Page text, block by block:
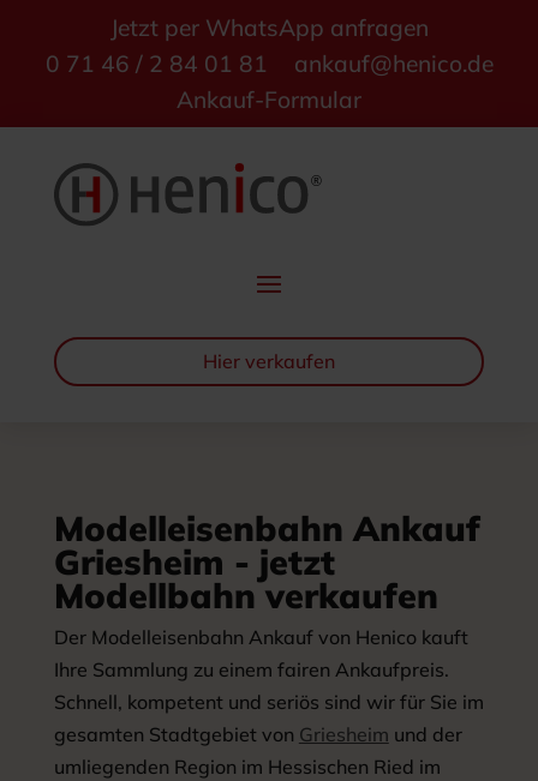
Jetzt per WhatsApp anfragen
0 71 46 / 2 84 01 81
ankauf@henico.de
Ankauf-Formular
Hier verkaufen
Modelleisenbahn Ankauf
Griesheim - jetzt
Modellbahn verkaufen
Der Modelleisenbahn Ankauf von Henico kauft
Ihre Sammlung zu einem fairen Ankaufpreis.
Schnell, kompetent und seriös sind wir für Sie im
gesamten Stadtgebiet von Griesheim und der
umliegenden Region im Hessischen Ried im